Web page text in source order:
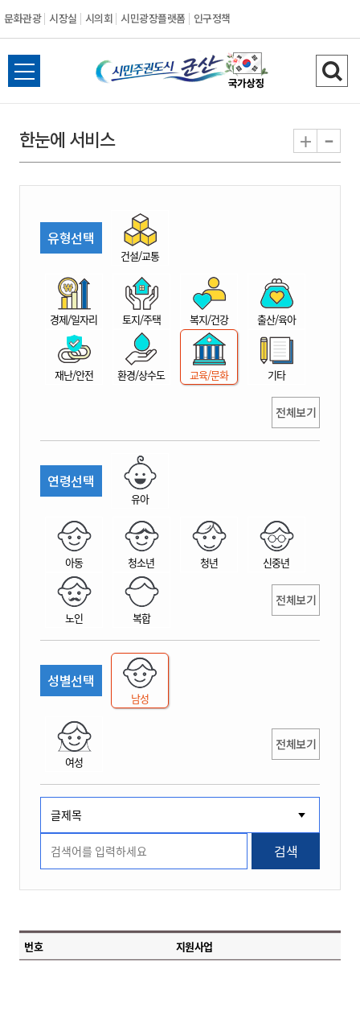
문화관광 시장실 시의회 시민광장플랫폼 인구정책
시
민
권
시
산
전
체
뉴
열
검
색
기
한눈에 서비스 + -
유형선택
건설/교통
경제/일자리 토지/주택 복지/건강 출산/육아
재난/안전 환경/상수도 교육/문화 기타
전체보기
연령선택
유아
아동 청소년 청년 신중년
노인 복합
전체보기
성별선택
남성
여성
전체보기
검색
번호 지원사업